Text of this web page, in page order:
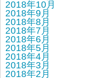
2018年10月
2018年9月
2018年8月
2018年7月
2018年6月
2018年5月
2018年4月
2018年3月
2018年2月